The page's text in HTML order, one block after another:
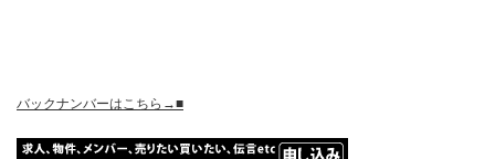
バックナンバーはこちら→■